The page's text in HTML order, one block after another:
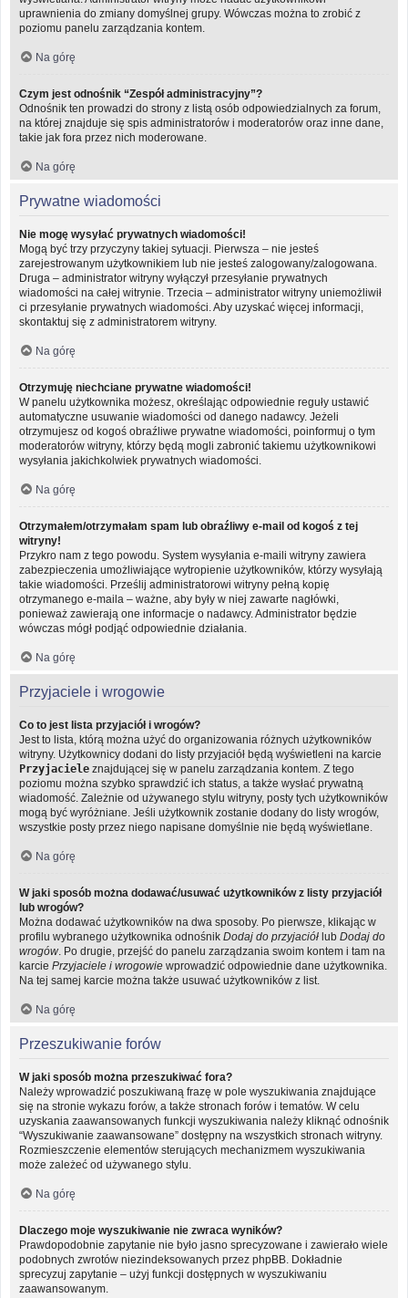
uprawnienia do zmiany domyślnej grupy. Wówczas można to zrobić z
poziomu panelu zarządzania kontem.
Na górę
Czym jest odnośnik “Zespół administracyjny”?
Odnośnik ten prowadzi do strony z listą osób odpowiedzialnych za forum,
na której znajduje się spis administratorów i moderatorów oraz inne dane,
takie jak fora przez nich moderowane.
Na górę
Prywatne wiadomości
Nie mogę wysyłać prywatnych wiadomości!
Mogą być trzy przyczyny takiej sytuacji. Pierwsza – nie jesteś
zarejestrowanym użytkownikiem lub nie jesteś zalogowany/zalogowana.
Druga – administrator witryny wyłączył przesyłanie prywatnych
wiadomości na całej witrynie. Trzecia – administrator witryny uniemożliwił
ci przesyłanie prywatnych wiadomości. Aby uzyskać więcej informacji,
skontaktuj się z administratorem witryny.
Na górę
Otrzymuję niechciane prywatne wiadomości!
W panelu użytkownika możesz, określając odpowiednie reguły ustawić
automatyczne usuwanie wiadomości od danego nadawcy. Jeżeli
otrzymujesz od kogoś obraźliwe prywatne wiadomości, poinformuj o tym
moderatorów witryny, którzy będą mogli zabronić takiemu użytkownikowi
wysyłania jakichkolwiek prywatnych wiadomości.
Na górę
Otrzymałem/otrzymałam spam lub obraźliwy e-mail od kogoś z tej
witryny!
Przykro nam z tego powodu. System wysyłania e-maili witryny zawiera
zabezpieczenia umożliwiające wytropienie użytkowników, którzy wysyłają
takie wiadomości. Prześlij administratorowi witryny pełną kopię
otrzymanego e-maila – ważne, aby były w niej zawarte nagłówki,
ponieważ zawierają one informacje o nadawcy. Administrator będzie
wówczas mógł podjąć odpowiednie działania.
Na górę
Przyjaciele i wrogowie
Co to jest lista przyjaciół i wrogów?
Jest to lista, którą można użyć do organizowania różnych użytkowników
witryny. Użytkownicy dodani do listy przyjaciół będą wyświetleni na karcie
Przyjaciele znajdującej się w panelu zarządzania kontem. Z tego
poziomu można szybko sprawdzić ich status, a także wysłać prywatną
wiadomość. Zależnie od używanego stylu witryny, posty tych użytkowników
mogą być wyróżniane. Jeśli użytkownik zostanie dodany do listy wrogów,
wszystkie posty przez niego napisane domyślnie nie będą wyświetlane.
Na górę
W jaki sposób można dodawać/usuwać użytkowników z listy przyjaciół
lub wrogów?
Można dodawać użytkowników na dwa sposoby. Po pierwsze, klikając w
profilu wybranego użytkownika odnośnik Dodaj do przyjaciół lub Dodaj do
wrogów . Po drugie, przejść do panelu zarządzania swoim kontem i tam na
karcie Przyjaciele i wrogowie wprowadzić odpowiednie dane użytkownika.
Na tej samej karcie można także usuwać użytkowników z list.
Na górę
Przeszukiwanie forów
W jaki sposób można przeszukiwać fora?
Należy wprowadzić poszukiwaną frazę w pole wyszukiwania znajdujące
się na stronie wykazu forów, a także stronach forów i tematów. W celu
uzyskania zaawansowanych funkcji wyszukiwania należy kliknąć odnośnik
“Wyszukiwanie zaawansowane” dostępny na wszystkich stronach witryny.
Rozmieszczenie elementów sterujących mechanizmem wyszukiwania
może zależeć od używanego stylu.
Na górę
Dlaczego moje wyszukiwanie nie zwraca wyników?
Prawdopodobnie zapytanie nie było jasno sprecyzowane i zawierało wiele
podobnych zwrotów niezindeksowanych przez phpBB. Dokładnie
sprecyzuj zapytanie – użyj funkcji dostępnych w wyszukiwaniu
zaawansowanym.